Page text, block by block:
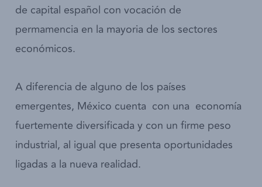
de capital español con vocación de
permamencia en la mayoria de los sectores
económicos.
A diferencia de alguno de los países
emergentes, México cuenta con una economía
fuertemente diversificada y con un firme peso
industrial, al igual que presenta oportunidades
ligadas a la nueva realidad.